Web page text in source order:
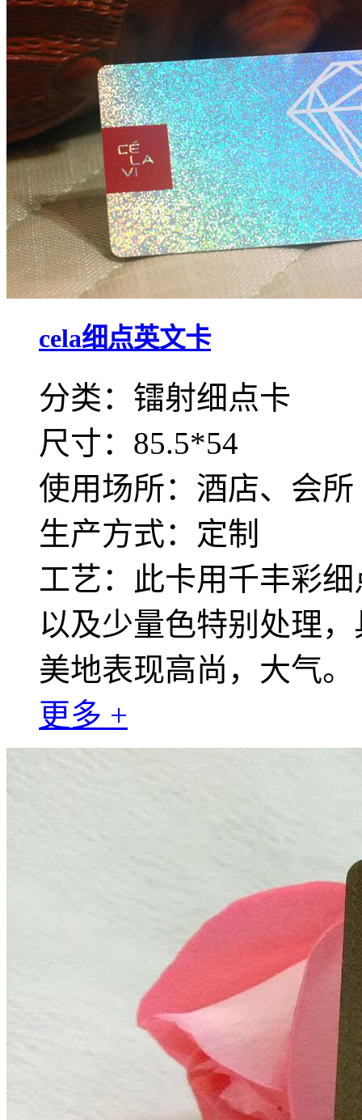
cela细点英文卡
分类：镭射细点卡
尺寸：85.5*54
使用场所：酒店、会所
生产方式：定制
工艺：此卡用千丰彩
以及少量色特别处理
美地表现高尚，大气。
更多 +